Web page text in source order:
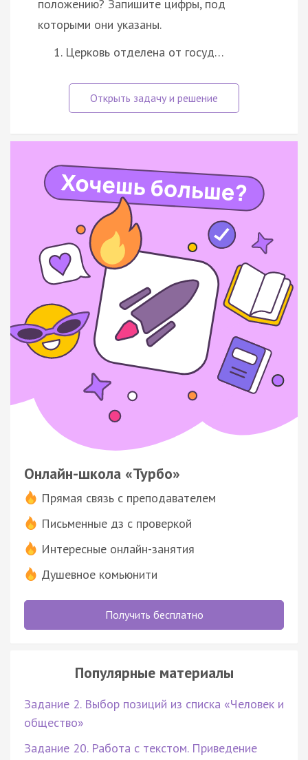
положению? Запишите цифры, под
которыми они указаны.
Церковь отделена от госуд…
Онлайн-школа «Турбо»
Прямая связь с преподавателем
Письменные дз с проверкой
Интересные онлайн-занятия
Душевное комьюнити
Получить бесплатно
Популярные материалы
Задание 2. Выбор позиций из списка «Человек и
общество»
Задание 20. Работа с текстом. Приведение